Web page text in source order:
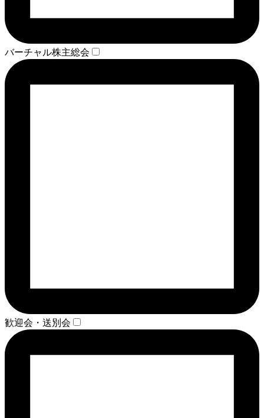
バーチャル株主総会
歓迎会・送別会